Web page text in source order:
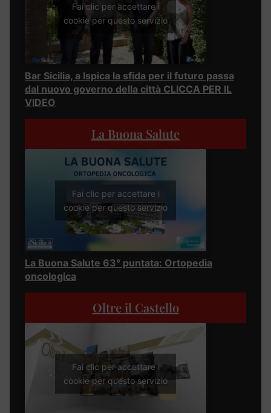
Fai clic per accettare i
cookie per questo servizio
Bar Sicilia, a Ispica la sfida per il futuro passa
dal nuovo governo della città CLICCA PER IL
VIDEO
La Buona Salute
Fai clic per accettare i
cookie per questo servizio
La Buona Salute 63° puntata: Ortopedia
oncologica
Oltre il Castello
Fai clic per accettare i
cookie per questo servizio